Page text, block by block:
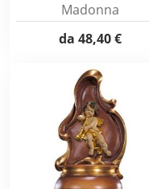
Madonna
da 48,40 €